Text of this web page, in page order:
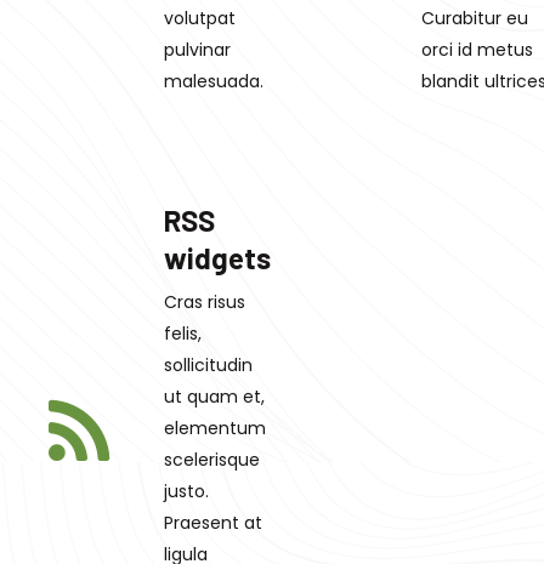
volutpat
pulvinar
malesuada.
Curabitur eu
orci id metus
blandit
RSS
widgets
Cras risus
felis,
sollicitudin
ut quam et,
elementum
scelerisque
justo.
Praesent at
ligula